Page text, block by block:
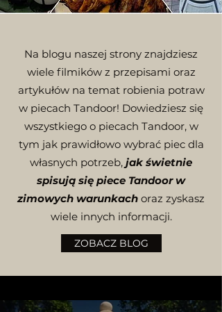
Na blogu naszej strony znajdziesz
wiele filmików z przepisami oraz
artykułów na temat robienia potraw
w piecach Tandoor! Dowiedziesz się
wszystkiego o piecach Tandoor, w
tym jak prawidłowo wybrać piec dla
własnych potrzeb, jak świetnie
spisują się piece Tandoor w
zimowych warunkach oraz zyskasz
wiele innych informacji.
ZOBACZ BLOG